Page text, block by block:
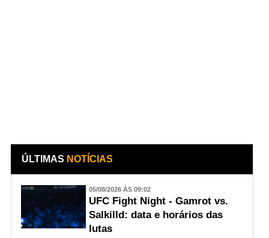
ÚLTIMAS NOTÍCIAS
05/08/2026 ÀS 09:02
UFC Fight Night - Gamrot vs.
Salkilld: data e horários das
lutas